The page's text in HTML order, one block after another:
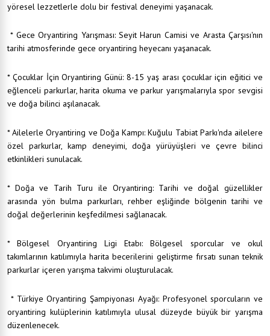
yöresel lezzetlerle dolu bir festival deneyimi yaşanacak.
* Gece Oryantiring Yarışması: Seyit Harun Camisi ve Arasta Çarşısı'nın
tarihi atmosferinde gece oryantiring heyecanı yaşanacak.
* Çocuklar İçin Oryantiring Günü: 8-15 yaş arası çocuklar için eğitici ve
eğlenceli parkurlar, harita okuma ve parkur yarışmalarıyla spor sevgisi
ve doğa bilinci aşılanacak.
* Ailelerle Oryantiring ve Doğa Kampı: Kuğulu Tabiat Parkı'nda ailelere
özel parkurlar, kamp deneyimi, doğa yürüyüşleri ve çevre bilinci
etkinlikleri sunulacak.
* Doğa ve Tarih Turu ile Oryantiring: Tarihi ve doğal güzellikler
arasında yön bulma parkurları, rehber eşliğinde bölgenin tarihi ve
doğal değerlerinin keşfedilmesi sağlanacak.
* Bölgesel Oryantiring Ligi Etabı: Bölgesel sporcular ve okul
takımlarının katılımıyla harita becerilerini geliştirme fırsatı sunan teknik
parkurlar içeren yarışma takvimi oluşturulacak.
* Türkiye Oryantiring Şampiyonası Ayağı: Profesyonel sporcuların ve
oryantiring kulüplerinin katılımıyla ulusal düzeyde büyük bir yarışma
düzenlenecek.